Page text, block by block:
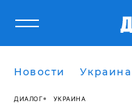
Новости Украина
ДИАЛОГ УКРАИНА